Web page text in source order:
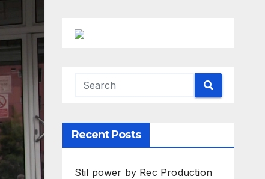
Recent Posts
Stil power by Rec Production